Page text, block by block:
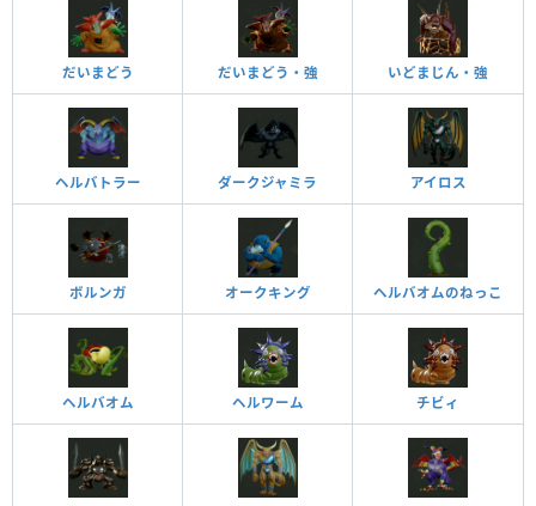
だいまどう だいまどう・強 いどまじん・強
ヘルバトラー ダークジャミラ アイロス
ボルンガ オークキング ヘルバオムのねっこ
ヘルバオム ヘルワーム チビィ